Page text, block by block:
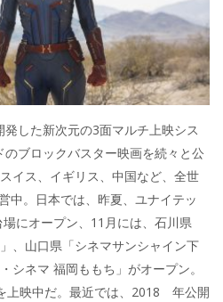
した新次元の3面マルチ上映シス
のブロックバスター映画を続々と公
イス、イギリス、中国など、全世
中。日本では、昨夏、ユナイテッ
にオープン、11月には、石川県
、山口県「シネマサンシャイン下
シネマ 福岡ももち」がオープン。
上映中だ。最近では、2018 年公開